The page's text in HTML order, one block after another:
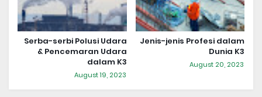
Jenis-jenis Profesi dalam
Dunia K3
August 20, 2023
Serba-serbi Polusi Udara
& Pencemaran Udara
dalam K3
August 19, 2023